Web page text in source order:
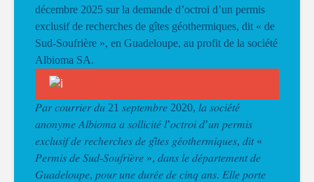
décembre 2025 sur la demande d’octroi d’un permis
exclusif de recherches de gîtes géothermiques, dit « de
Sud-Soufrière », en Guadeloupe, au profit de la société
Albioma SA.
𝑃𝑎𝑟 𝑐𝑜𝑢𝑟𝑟𝑖𝑒𝑟 𝑑𝑢 21 𝑠𝑒𝑝𝑡𝑒𝑚𝑏𝑟𝑒 2020, 𝑙𝑎 𝑠𝑜𝑐𝑖𝑒́𝑡𝑒́
𝑎𝑛𝑜𝑛𝑦𝑚𝑒 𝐴𝑙𝑏𝑖𝑜𝑚𝑎 𝑎 𝑠𝑜𝑙𝑙𝑖𝑐𝑖𝑡𝑒́ 𝑙’𝑜𝑐𝑡𝑟𝑜𝑖 𝑑’𝑢𝑛 𝑝𝑒𝑟𝑚𝑖𝑠
𝑒𝑥𝑐𝑙𝑢𝑠𝑖𝑓 𝑑𝑒 𝑟𝑒𝑐ℎ𝑒𝑟𝑐ℎ𝑒𝑠 𝑑𝑒 𝑔𝑖̂𝑡𝑒𝑠 𝑔𝑒́𝑜𝑡ℎ𝑒𝑟𝑚𝑖𝑞𝑢𝑒𝑠, 𝑑𝑖𝑡 «
𝑃𝑒𝑟𝑚𝑖𝑠 𝑑𝑒 𝑆𝑢𝑑-𝑆𝑜𝑢𝑓𝑟𝑖𝑒̀𝑟𝑒 », 𝑑𝑎𝑛𝑠 𝑙𝑒 𝑑𝑒́𝑝𝑎𝑟𝑡𝑒𝑚𝑒𝑛𝑡 𝑑𝑒
𝐺𝑢𝑎𝑑𝑒𝑙𝑜𝑢𝑝𝑒, 𝑝𝑜𝑢𝑟 𝑢𝑛𝑒 𝑑𝑢𝑟𝑒́𝑒 𝑑𝑒 𝑐𝑖𝑛𝑞 𝑎𝑛𝑠. 𝐸𝑙𝑙𝑒 𝑝𝑜𝑟𝑡𝑒